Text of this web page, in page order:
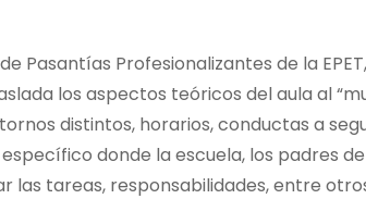
Pasantías Profesionalizantes de la
los aspectos teóricos del aula al
distintos, horarios, conductas a
donde la escuela, los padres
las tareas, responsabilidades, entre